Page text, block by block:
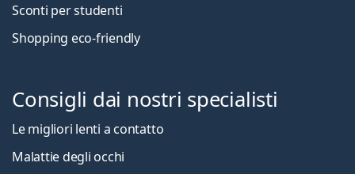
Sconti per studenti
Shopping eco-friendly
Consigli dai nostri specialisti
Le migliori lenti a contatto
Malattie degli occhi